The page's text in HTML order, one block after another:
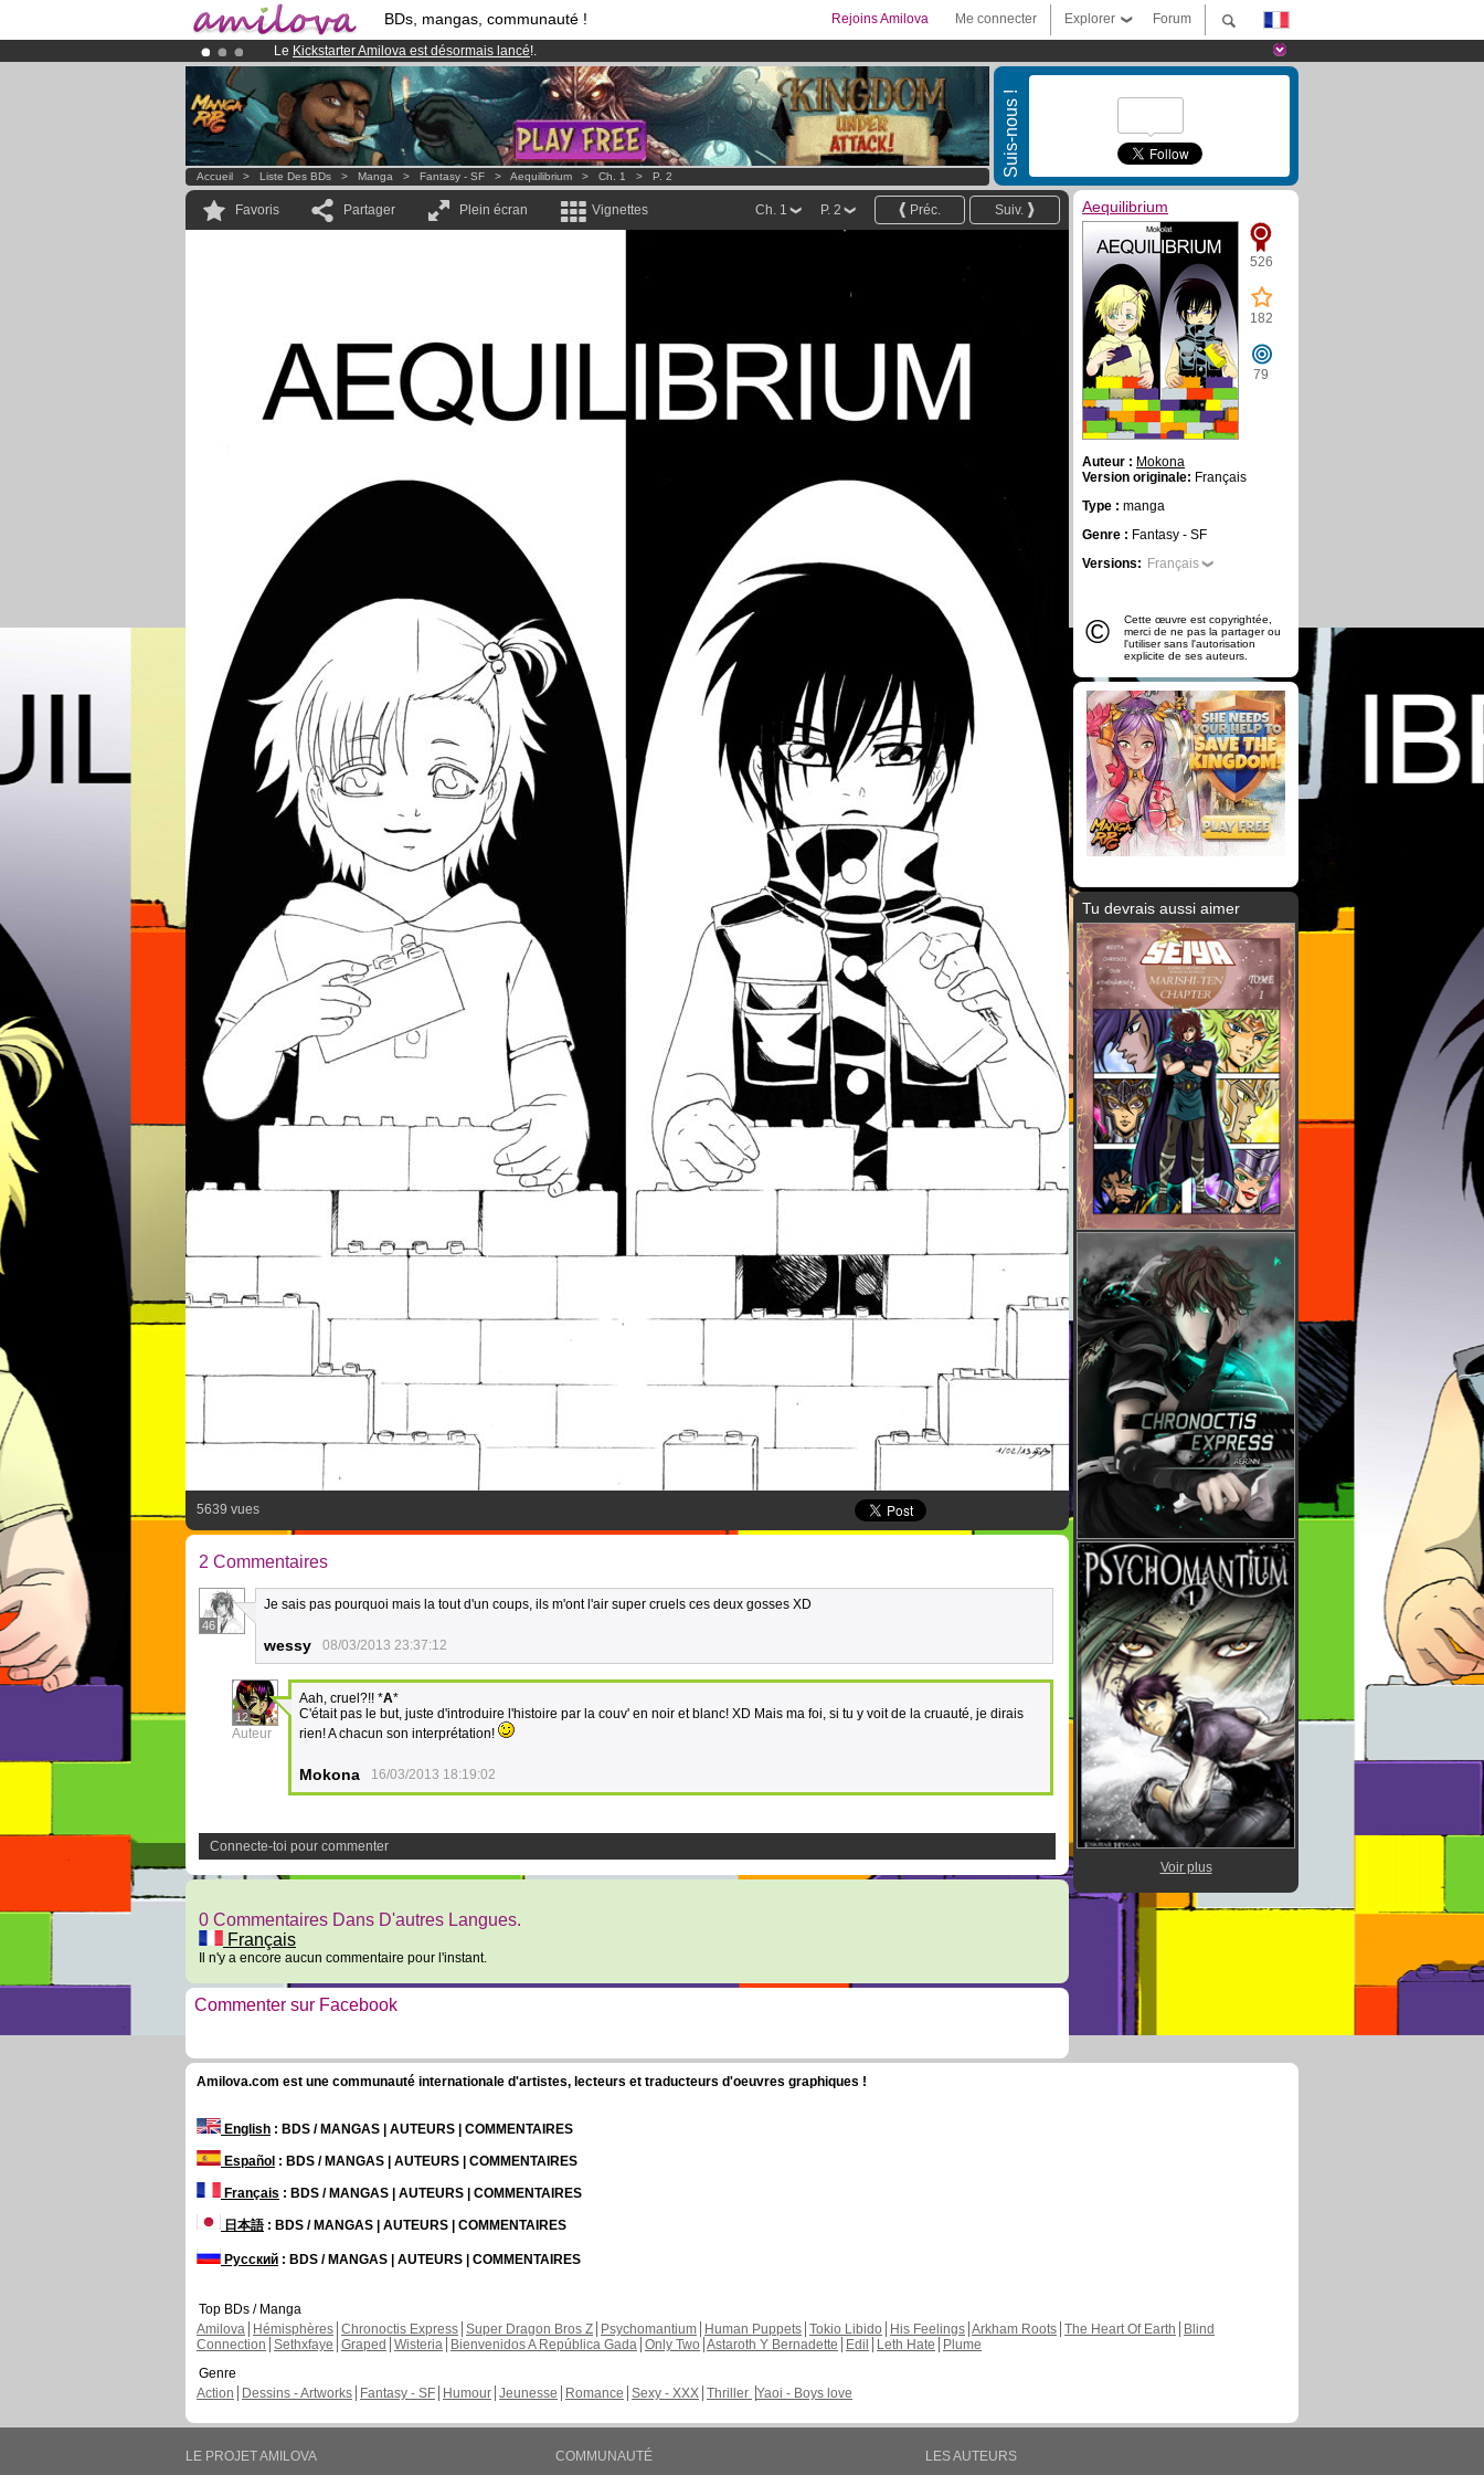
BDs, mangas, communauté ! Forum
Explorer
Me connecter
Rejoins Amilova
Le Kickstarter Amilova est désormais lancé!.
Abonnement premium: à partir de3.95 eurospar mois !Clique ici pour t'abonner
Déjà 134393membreset 1208BDs & Mangas!
Suis-nous !
Accueil > Liste Des BDs > Manga > Fantasy - SF > Aequilibrium > Ch. 1 > P. 2
Favoris Partager Plein écran Vignettes Suiv.
Préc.
P. 2
Ch. 1
5639 vues
2 Commentaires
46
Je sais pas pourquoi mais la tout d'un coups, ils m'ont l'air super cruels ces deux gosses XD
wessy 08/03/2013 23:37:12
12
Auteur
Aah, cruel?!! *A*
C'était pas le but, juste d'introduire l'histoire par la couv' en noir et blanc! XD Mais ma foi, si tu y voit de la cruauté, je dirais
rien! A chacun son interprétation!
Mokona 16/03/2013 18:19:02
Connecte-toi pour commenter
0 Commentaires Dans D'autres Langues.
Français
Il n'y a encore aucun commentaire pour l'instant.
Commenter sur Facebook
Aequilibrium
526
182
79
Auteur : Mokona
Version originale: Français
Type : manga
Genre : Fantasy - SF
Versions: Français
©
Cette œuvre est copyrightée,
merci de ne pas la partager ou
l'utiliser sans l'autorisation
explicite de ses auteurs.
Tu devrais aussi aimer
Voir plus
Amilova.com est une communauté internationale d'artistes, lecteurs et traducteurs d'oeuvres graphiques !
English : BDS / MANGAS | AUTEURS | COMMENTAIRES
Español : BDS / MANGAS | AUTEURS | COMMENTAIRES
Français : BDS / MANGAS | AUTEURS | COMMENTAIRES
日本語: BDS / MANGAS | AUTEURS | COMMENTAIRES
Русский : BDS / MANGAS | AUTEURS | COMMENTAIRES
Top BDs / Manga
Amilova
Hémisphères Chronoctis Express Super Dragon Bros Z Psychomantium Human Puppets Tokio Libido His Feelings Arkham Roots The Heart Of Earth
Blind
Connection Sethxfaye Graped Wisteria Bienvenidos A República Gada Only Two Astaroth Y Bernadette Edil Leth Hate
Plume
Genre
Action
Dessins - Artworks Fantasy - SF Humour Jeunesse Romance Sexy - XXX Thriller Yaoi - Boys love
LE PROJET AMILOVA COMMUNAUTÉ LES AUTEURS